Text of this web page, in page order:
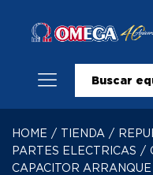
HOME / TIENDA /
PARTES ELECTRICAS /
CAPACITOR